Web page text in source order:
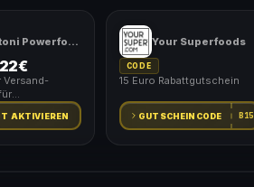
Gerstoni Powerfood
22€
über 22€
AKTIVIEREN
Your Superfoods
CODE
15 Euro Rabattgutschein
GUTSCHEINCODE B15